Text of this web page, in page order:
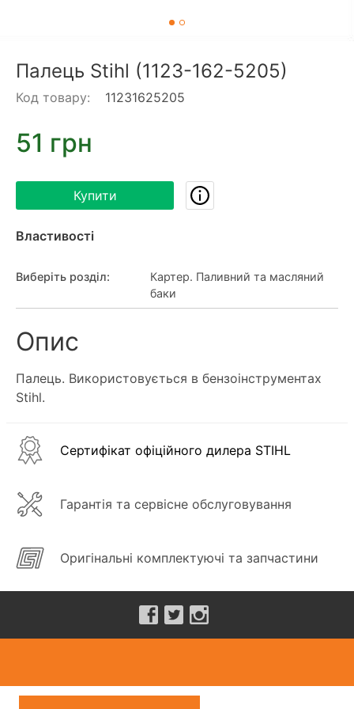
Палець Stihl (1123-162-5205)
Код товару: 11231625205
51 грн
Купити
Властивості
Виберіть розділ:
Картер. Паливний та масляний
баки
Опис
Палець. Використовується в бензоінструментах
Stihl.
Сертифікат офіційного дилера STIHL
Гарантія та сервісне обслуговування
Оригінальні комплектуючі та запчастини